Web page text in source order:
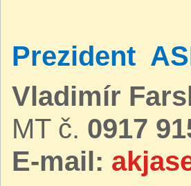
Prezident
Vladimír
MT č. 0917
E-mail: